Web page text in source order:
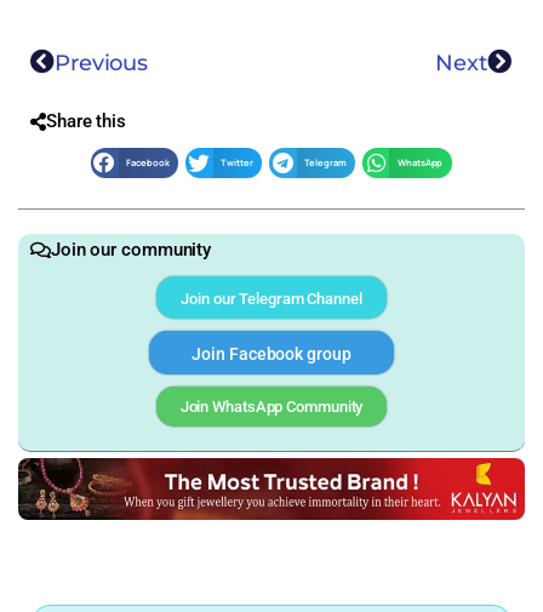
Previous Next
Share this
Facebook Twitter Telegram WhatsApp
Join our community
Join our Telegram Channel
Join Facebook group
Join WhatsApp Community